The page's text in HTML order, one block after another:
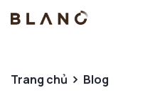
Trang chủ Blog